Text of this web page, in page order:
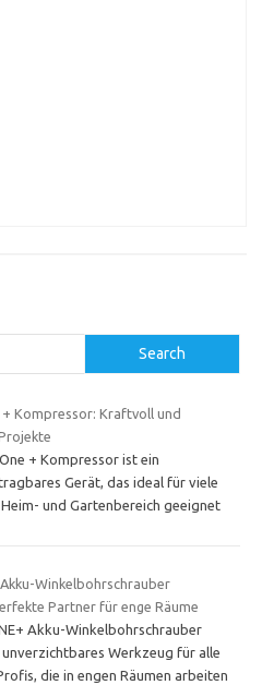
Search
+ Kompressor: Kraftvoll und
+ Kompressor ist ein
Gerät, das ideal für viele
und Gartenbereich geeignet
Akku-Winkelbohrschrauber
Partner für enge Räume
Akku-Winkelbohrschrauber
unverzichtbares Werkzeug für alle
die in engen Räumen arbeiten